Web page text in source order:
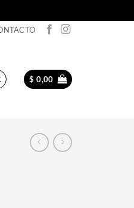
$ 0,00